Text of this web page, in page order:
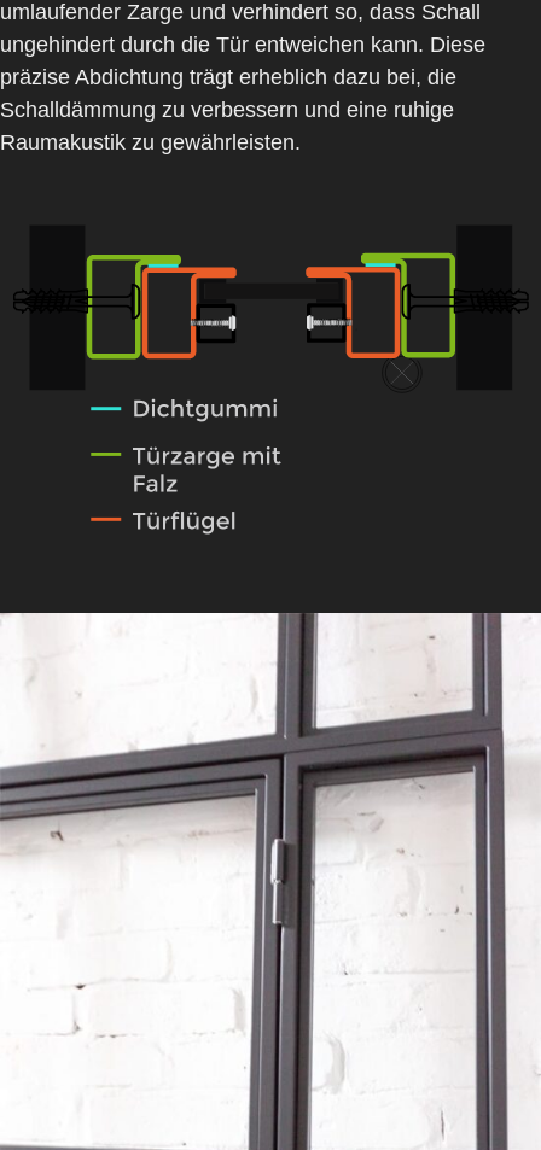
umlaufender Zarge und verhindert so, dass Schall
ungehindert durch die Tür entweichen kann. Diese
präzise Abdichtung trägt erheblich dazu bei, die
Schalldämmung zu verbessern und eine ruhige
Raumakustik zu gewährleisten.